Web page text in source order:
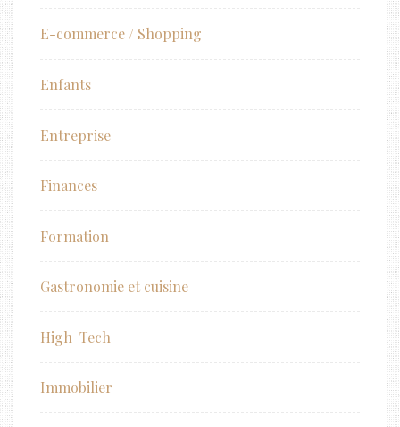
E-commerce / Shopping
Enfants
Entreprise
Finances
Formation
Gastronomie et cuisine
High-Tech
Immobilier